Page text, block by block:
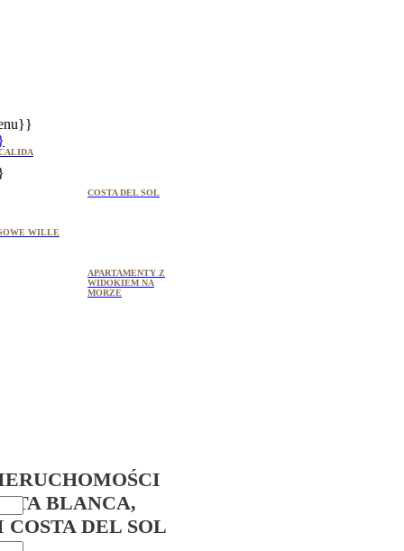
COSTA DEL SOL
WILLE
APARTAMENTY Z
WIDOKIEM NA
MORZE
BLANCA,
DEL SOL